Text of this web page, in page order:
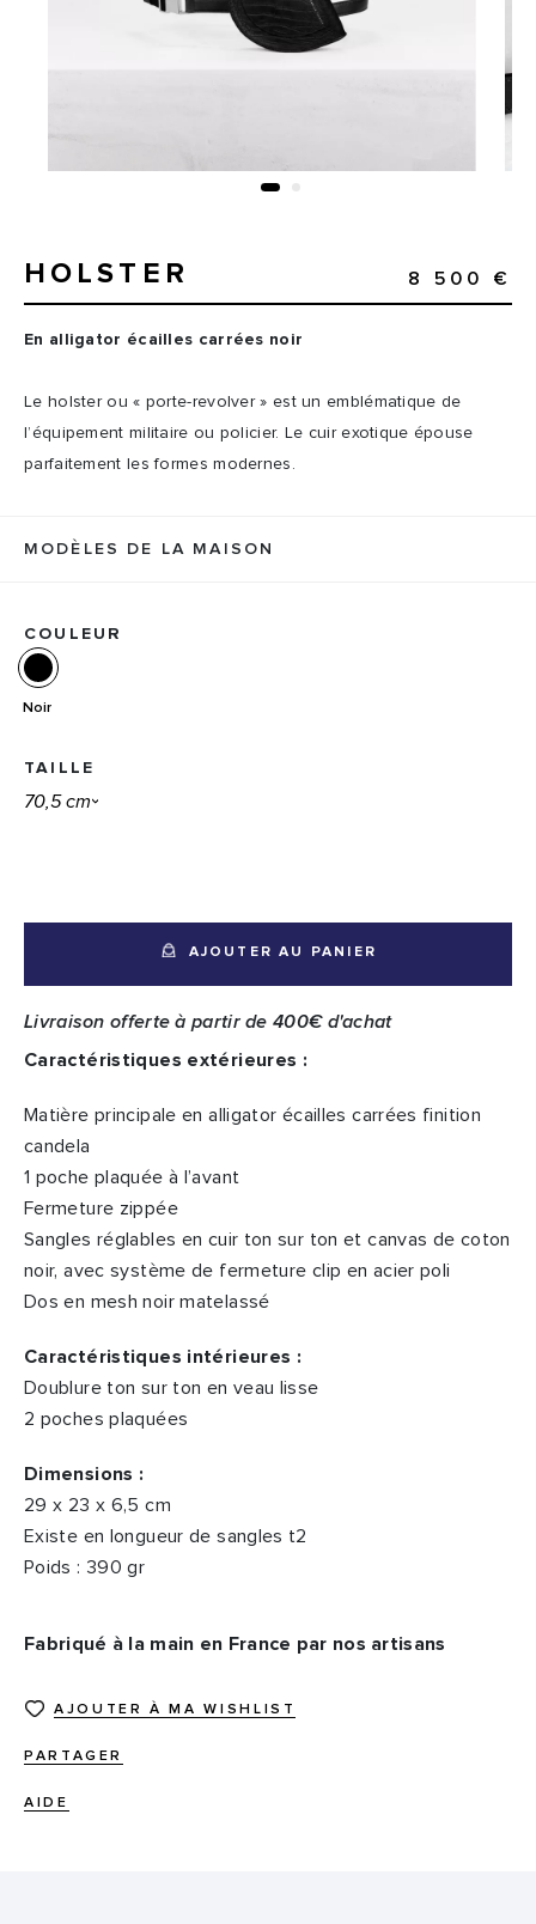
HOLSTER 8 500 €
En alligator écailles carrées noir
Le holster ou « porte-revolver » est un emblématique de
l’équipement militaire ou policier. Le cuir exotique épouse
parfaitement les formes modernes.
MODÈLES DE LA MAISON
COULEUR
Noir
TAILLE
AJOUTER AU PANIER
Livraison offerte à partir de 400€ d'achat
Caractéristiques extérieures :
Matière principale en alligator écailles carrées finition
candela
1 poche plaquée à l’avant
Fermeture zippée
Sangles réglables en cuir ton sur ton et canvas de coton
noir, avec système de fermeture clip en acier poli
Dos en mesh noir matelassé
Caractéristiques intérieures :
Doublure ton sur ton en veau lisse
2 poches plaquées
Dimensions :
29 x 23 x 6,5 cm
Existe en longueur de sangles t2
Poids : 390 gr
Fabriqué à la main en France par nos artisans
AJOUTER À MA WISHLIST
PARTAGER
AIDE